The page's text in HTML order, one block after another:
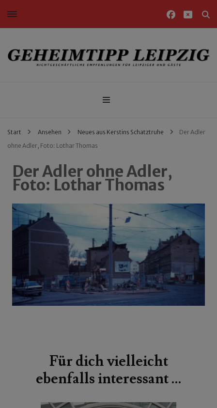
Nichtgeschäftliche Empfehlungen für Leipziger und Gäste
Start Ansehen Neues aus Kerstins Schatztruhe
Der Adler
ohne Adler, Foto: Lothar Thomas
Der Adler ohne Adler,
Foto: Lothar Thomas
Für dich vielleicht
ebenfalls interessant …